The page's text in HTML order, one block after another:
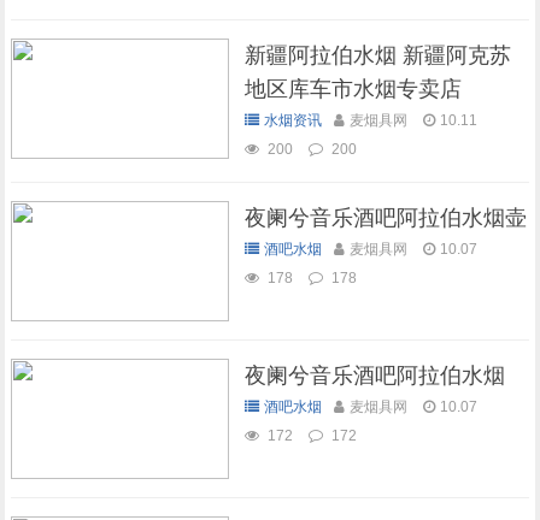
新疆阿拉伯水烟 新疆阿克苏
地区库车市水烟专卖店
水烟资讯 麦烟具网
10.11
200
200
夜阑兮音乐酒吧阿拉伯水烟壶
酒吧水烟 麦烟具网
10.07
178
178
夜阑兮音乐酒吧阿拉伯水烟
酒吧水烟 麦烟具网
10.07
172
172